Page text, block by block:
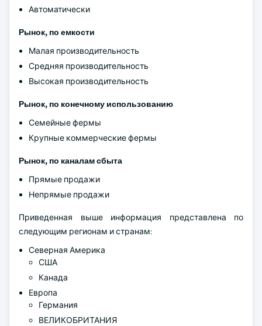
Автоматически
Рынок, по емкости
Малая производительность
Средняя производительность
Высокая производительность
Рынок, по конечному использованию
Семейные фермы
Крупные коммерческие фермы
Рынок, по каналам сбыта
Прямые продажи
Непрямые продажи
Приведенная выше информация представлена по
следующим регионам и странам:
Северная Америка
США
Канада
Европа
Германия
ВЕЛИКОБРИТАНИЯ